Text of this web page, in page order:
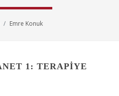
Emre Konuk
1: TERAPIYE